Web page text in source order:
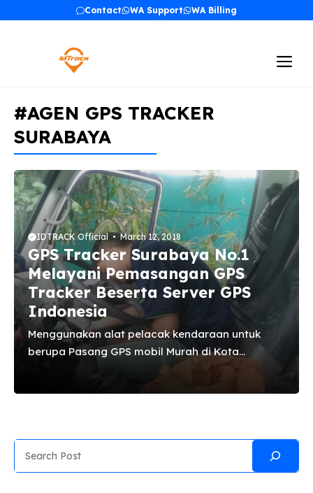
Contact WA Support WA Billing
#AGEN GPS TRACKER
SURABAYA
IDTRACK Official March 12, 2018
GPS Tracker Surabaya No.1
Melayani Pemasangan GPS
Tracker Beserta Server GPS
Indonesia
Menggunakan alat pelacak kendaraan untuk
berupa Pasang GPS mobil Murah di Kota
Surabaya memiliki banyak sekali manfaat yang
Genteng, Gubeng, Gunung Anyar, Jambangan,
Karangpilang, Kenjeran, Krembangan,
Tambaksari, Tandes, Tegalsari, Tenggilis Mejoyo,